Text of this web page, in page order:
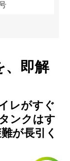
、即解
レがすぐ
ンクはす
が長引く